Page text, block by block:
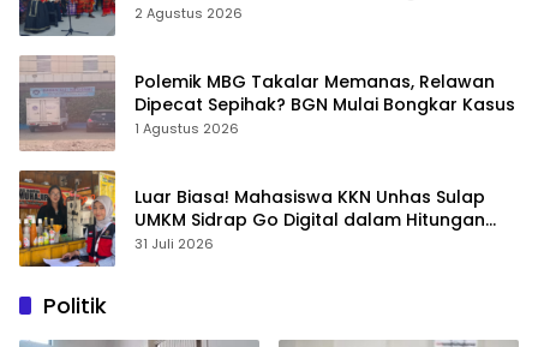
2 Agustus 2026
Polemik MBG Takalar Memanas, Relawan
Dipecat Sepihak? BGN Mulai Bongkar Kasus
1 Agustus 2026
Luar Biasa! Mahasiswa KKN Unhas Sulap
UMKM Sidrap Go Digital dalam Hitungan
Hari
31 Juli 2026
Politik